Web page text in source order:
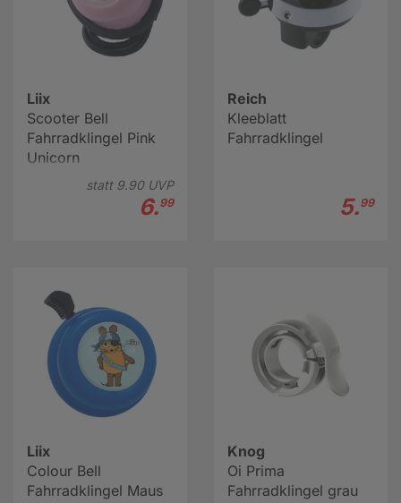
Liix
Scooter Bell
Fahrradklingel Pink
Unicorn
statt 9.90UVP
6.99
Reich
Kleeblatt
Fahrradklingel
5.99
Liix
Colour Bell
Fahrradklingel Maus
Knog
Oi Prima
Fahrradklingel grau